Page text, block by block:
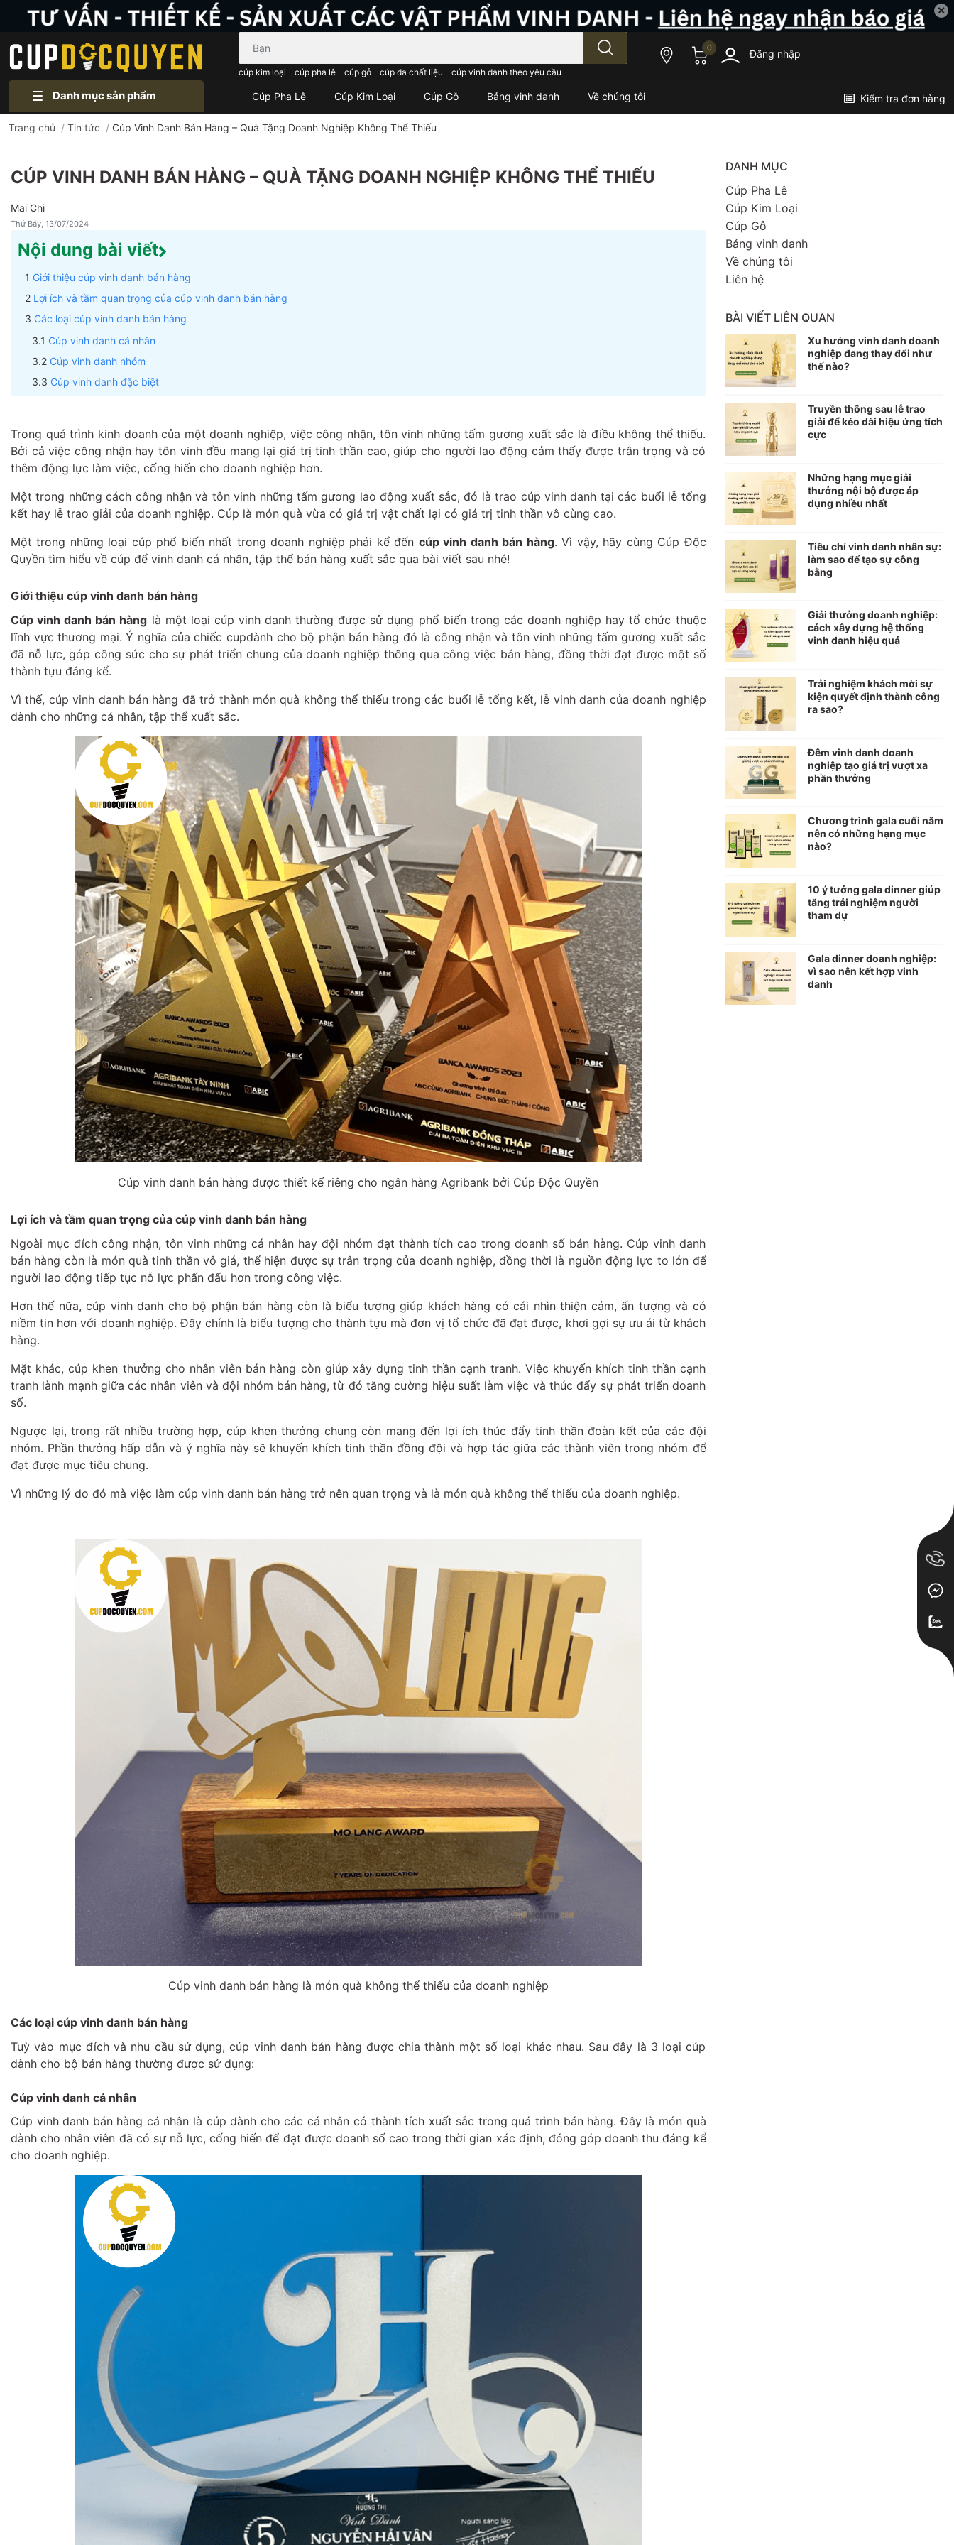
✕
cúp kim loại cúp pha lê cúp gỗ cúp đa chất liệu cúp vinh danh theo yêu cầu
0 Đăng nhập
Danh mục sản phẩm Cúp Pha Lê Cúp Kim Loại Cúp Gỗ Bảng vinh danh Về chúng tôi Kiểm tra đơn hàng
Trang chủ / Tin tức / Cúp Vinh Danh Bán Hàng – Quà Tặng Doanh Nghiệp Không Thể Thiếu
CÚP VINH DANH BÁN HÀNG – QUÀ TẶNG DOANH NGHIỆP KHÔNG THỂ THIẾU
Mai Chi
Thứ Bảy, 13/07/2024
Nội dung bài viết
Giới thiệu cúp vinh danh bán hàng
Lợi ích và tầm quan trọng của cúp vinh danh bán hàng
Các loại cúp vinh danh bán hàng
Cúp vinh danh cá nhân
Cúp vinh danh nhóm
Cúp vinh danh đặc biệt
Trong quá trình kinh doanh của một doanh nghiệp, việc công nhận, tôn vinh những tấm gương xuất sắc là điều không thể thiếu.
Bởi cả việc công nhận hay tôn vinh đều mang lại giá trị tinh thần cao, giúp cho người lao động cảm thấy được trân trọng và có
thêm động lực làm việc, cống hiến cho doanh nghiệp hơn.
Một trong những cách công nhận và tôn vinh những tấm gương lao động xuất sắc, đó là trao cúp vinh danh tại các buổi lễ tổng
kết hay lễ trao giải của doanh nghiệp. Cúp là món quà vừa có giá trị vật chất lại có giá trị tinh thần vô cùng cao.
Một trong những loại cúp phổ biến nhất trong doanh nghiệp phải kể đến cúp vinh danh bán hàng. Vì vậy, hãy cùng Cúp Độc
Quyền tìm hiểu về cúp để vinh danh cá nhân, tập thể bán hàng xuất sắc qua bài viết sau nhé!
Giới thiệu cúp vinh danh bán hàng
Cúp vinh danh bán hàng là một loại cúp vinh danh thường được sử dụng phổ biến trong các doanh nghiệp hay tổ chức thuộc
lĩnh vực thương mại. Ý nghĩa của chiếc cupdành cho bộ phận bán hàng đó là công nhận và tôn vinh những tấm gương xuất sắc
đã nỗ lực, góp công sức cho sự phát triển chung của doanh nghiệp thông qua công việc bán hàng, đồng thời đạt được một số
thành tựu đáng kể.
Vì thế, cúp vinh danh bán hàng đã trở thành món quà không thể thiếu trong các buổi lễ tổng kết, lễ vinh danh của doanh nghiệp
dành cho những cá nhân, tập thể xuất sắc.
Cúp vinh danh bán hàng được thiết kế riêng cho ngân hàng Agribank bởi Cúp Độc Quyền
Lợi ích và tầm quan trọng của cúp vinh danh bán hàng
Ngoài mục đích công nhận, tôn vinh những cá nhân hay đội nhóm đạt thành tích cao trong doanh số bán hàng. Cúp vinh danh
bán hàng còn là món quà tinh thần vô giá, thể hiện được sự trân trọng của doanh nghiệp, đồng thời là nguồn động lực to lớn để
người lao động tiếp tục nỗ lực phấn đấu hơn trong công việc.
Hơn thế nữa, cúp vinh danh cho bộ phận bán hàng còn là biểu tượng giúp khách hàng có cái nhìn thiện cảm, ấn tượng và có
niềm tin hơn với doanh nghiệp. Đây chính là biểu tượng cho thành tựu mà đơn vị tổ chức đã đạt được, khơi gợi sự ưu ái từ khách
hàng.
Mặt khác, cúp khen thưởng cho nhân viên bán hàng còn giúp xây dựng tinh thần cạnh tranh. Việc khuyến khích tinh thần cạnh
tranh lành mạnh giữa các nhân viên và đội nhóm bán hàng, từ đó tăng cường hiệu suất làm việc và thúc đẩy sự phát triển doanh
số.
Ngược lại, trong rất nhiều trường hợp, cúp khen thưởng chung còn mang đến lợi ích thúc đẩy tinh thần đoàn kết của các đội
nhóm. Phần thưởng hấp dẫn và ý nghĩa này sẽ khuyến khích tinh thần đồng đội và hợp tác giữa các thành viên trong nhóm để
đạt được mục tiêu chung.
Vì những lý do đó mà việc làm cúp vinh danh bán hàng trở nên quan trọng và là món quà không thể thiếu của doanh nghiệp.
Cúp vinh danh bán hàng là món quà không thể thiếu của doanh nghiệp
Các loại cúp vinh danh bán hàng
Tuỳ vào mục đích và nhu cầu sử dụng, cúp vinh danh bán hàng được chia thành một số loại khác nhau. Sau đây là 3 loại cúp
dành cho bộ bán hàng thường được sử dụng:
Cúp vinh danh cá nhân
Cúp vinh danh bán hàng cá nhân là cúp dành cho các cá nhân có thành tích xuất sắc trong quá trình bán hàng. Đây là món quà
dành cho nhân viên đã có sự nỗ lực, cống hiến để đạt được doanh số cao trong thời gian xác định, đóng góp doanh thu đáng kể
cho doanh nghiệp.
DANH MỤC
Cúp Pha Lê
Cúp Kim Loại
Cúp Gỗ
Bảng vinh danh
Về chúng tôi
Liên hệ
BÀI VIẾT LIÊN QUAN
Xu hướng vinh danh doanh
nghiệp đang thay đổi như
thế nào?
Truyền thông sau lễ trao
giải để kéo dài hiệu ứng tích
cực
Những hạng mục giải
thưởng nội bộ được áp
dụng nhiều nhất
Tiêu chí vinh danh nhân sự:
làm sao để tạo sự công
bằng
Giải thưởng doanh nghiệp:
cách xây dựng hệ thống
vinh danh hiệu quả
Trải nghiệm khách mời sự
kiện quyết định thành công
ra sao?
Đêm vinh danh doanh
nghiệp tạo giá trị vượt xa
phần thưởng
Chương trình gala cuối năm
nên có những hạng mục
nào?
10 ý tưởng gala dinner giúp
tăng trải nghiệm người
tham dự
Gala dinner doanh nghiệp:
vì sao nên kết hợp vinh
danh